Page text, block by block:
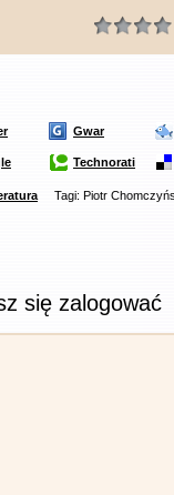
Gwar
Technorati
Tagi: Piotr
się zalogować